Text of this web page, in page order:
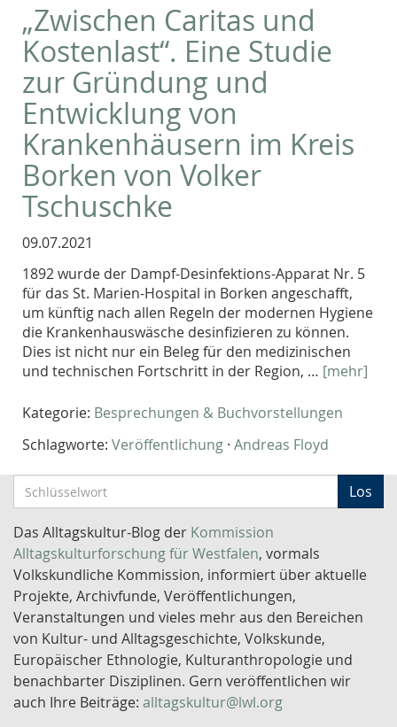
„Zwischen Caritas und
Kostenlast“. Eine Studie
zur Gründung und
Entwicklung von
Krankenhäusern im Kreis
Borken von Volker
Tschuschke
09.07.2021
1892 wurde der Dampf-Desinfektions-Apparat Nr. 5
für das St. Marien-Hospital in Borken angeschafft,
um künftig nach allen Regeln der modernen Hygiene
die Krankenhauswäsche desinfizieren zu können.
Dies ist nicht nur ein Beleg für den medizinischen
und technischen Fortschritt in der Region, … [mehr]
Kategorie: Besprechungen & Buchvorstellungen
Schlagworte: Veröffentlichung · Andreas Floyd
c
h
l
ü
s
s
e
l
w
o
Los
Das Alltagskultur-Blog der Kommission
Alltagskulturforschung für Westfalen, vormals
Volkskundliche Kommission, informiert über aktuelle
Projekte, Archivfunde, Veröffentlichungen,
Veranstaltungen und vieles mehr aus den Bereichen
von Kultur- und Alltagsgeschichte, Volkskunde,
Europäischer Ethnologie, Kulturanthropologie und
benachbarter Disziplinen. Gern veröffentlichen wir
auch Ihre Beiträge: alltagskultur@lwl.org